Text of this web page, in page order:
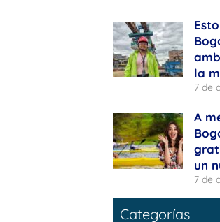
la
7 de
A
un
7 de
Categorías